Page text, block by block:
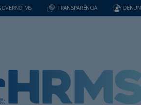
MS TRANSPARÊNCIA